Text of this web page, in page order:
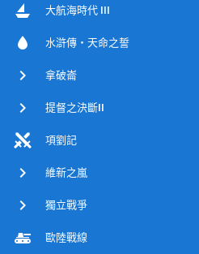
大航海時代 III
水滸傳・天命之誓
拿破崙
提督之決斷II
項劉記
維新之嵐
獨立戰爭
歐陸戰線